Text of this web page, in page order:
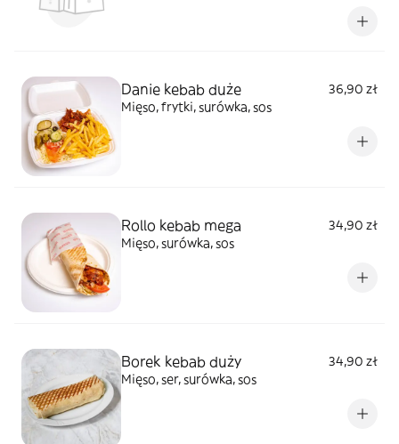
Danie kebab duże
36,90 zł
Mięso, frytki, surówka, sos
Rollo kebab mega
34,90 zł
Mięso, surówka, sos
Borek kebab duży
34,90 zł
Mięso, ser, surówka, sos